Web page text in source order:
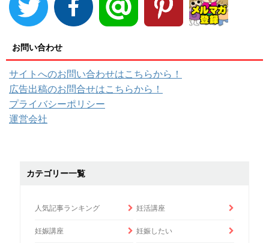
お問い合わせ
サイトへのお問い合わせはこちらから！
広告出稿のお問合せはこちらから！
プライバシーポリシー
運営会社
カテゴリー一覧
人気記事ランキング 妊活講座
妊娠講座 妊娠したい